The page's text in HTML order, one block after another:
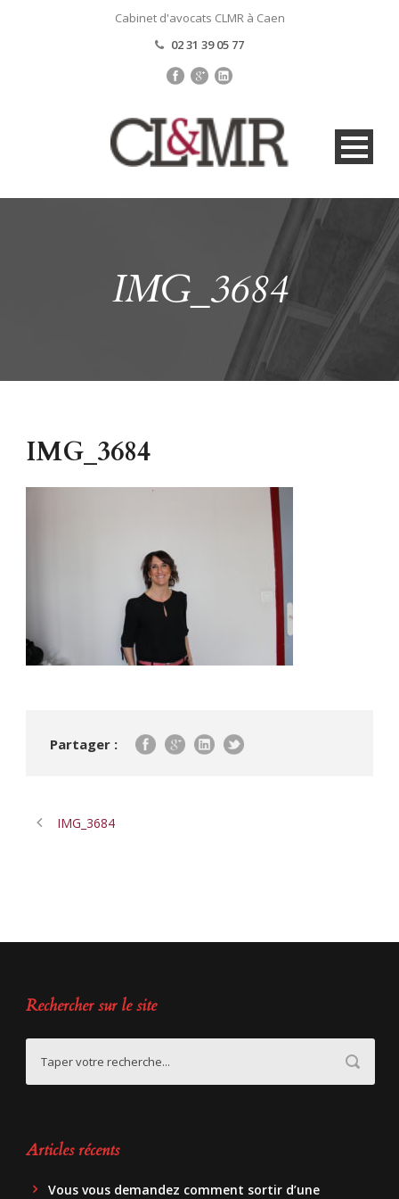
Cabinet d'avocats CLMR à Caen
02 31 39 05 77
IMG_3684
IMG_3684
Partager :
IMG_3684
Rechercher sur le site
Articles récents
Vous vous demandez comment sortir d’une